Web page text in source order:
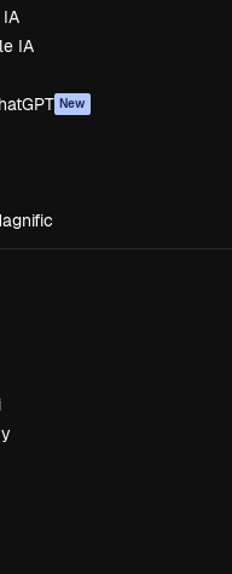
IA
New